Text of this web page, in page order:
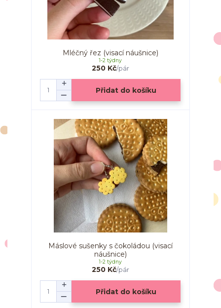
Mléčný řez (visací náušnice)
250 Kč/pár
1-2 týdny
Přidat do košíku
Máslové sušenky s čokoládou (visací
náušnice)
250 Kč/pár
1-2 týdny
Přidat do košíku